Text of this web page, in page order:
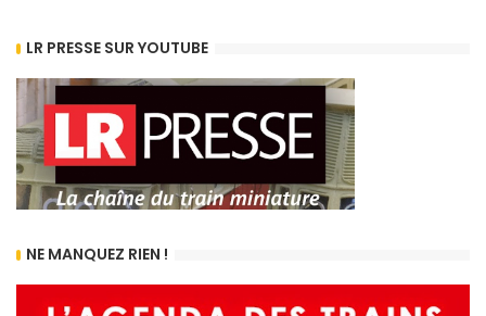
LR PRESSE SUR YOUTUBE
NE MANQUEZ RIEN !